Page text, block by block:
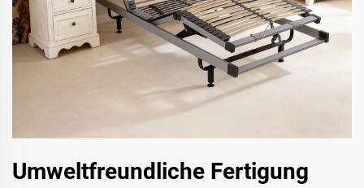
Umweltfreundliche Fertigung